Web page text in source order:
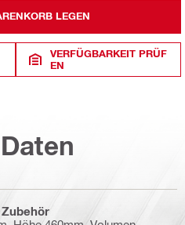
LEGEN
VERFÜGBARKEIT PRÜF
EN